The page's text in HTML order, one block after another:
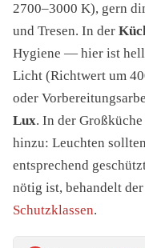
2700–3000 K), gern
und Tresen. In der
Hygiene — hier ist
Licht (Richtwert um
oder
Lux. In der
hinzu: Leuchten
entsprechend
nötig ist, behandelt
Schutzklassen.